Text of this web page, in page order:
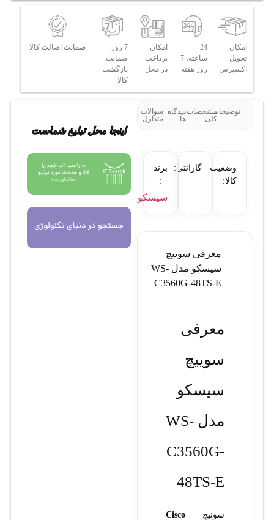
امکان
تحویل
اکسپرس
24
ساعته، 7
روز هفته
امکان
پرداخت
در محل
7 روز
ضمانت
بازگشت
کالا
ضمانت اصالت کالا
توضیحاتمشخصات
کلی
دیدگاه
ها
سوالات
متداول
وضعیت
کالا:
گارانتی:
برند
:
سیسکو
معرفی سوييچ
سيسکو مدل WS-
C3560G-48TS-E
معرفی
سوييچ
سيسکو
مدل WS-
C3560G-
48TS-E
سوئیچ Cisco
اینجا محل تبلیغ شماست